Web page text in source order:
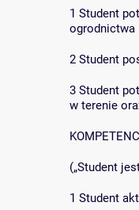
1 Student
ogrodnictwa
2 Student
3 Student
w terenie
(„Student
1 Student